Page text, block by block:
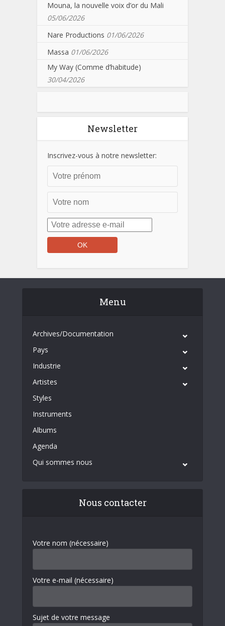
Mouna, la nouvelle voix d’or du Mali
05/06/2026
Nare Productions 01/06/2026
Massa 01/06/2026
My Way (Comme d’habitude)
30/04/2026
Newsletter
Inscrivez-vous à notre newsletter:
Menu
Archives/Documentation
Pays
Industrie
Artistes
Styles
Instruments
Albums
Agenda
Qui sommes nous
Nous contacter
Votre nom (nécessaire)
Votre e-mail (nécessaire)
Sujet de votre message